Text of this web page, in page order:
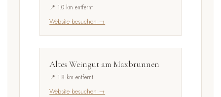
📍 1.0 km entfernt
Website besuchen →
Altes Weingut am Maxbrunnen
📍 1.8 km entfernt
Website besuchen →